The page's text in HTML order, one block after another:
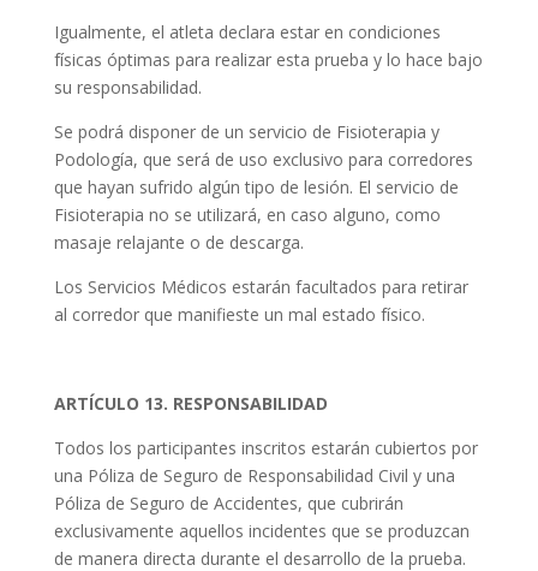
Igualmente, el atleta declara estar en condiciones
físicas óptimas para realizar esta prueba y lo hace bajo
su responsabilidad.
Se podrá disponer de un servicio de Fisioterapia y
Podología, que será de uso exclusivo para corredores
que hayan sufrido algún tipo de lesión. El servicio de
Fisioterapia no se utilizará, en caso alguno, como
masaje relajante o de descarga.
Los Servicios Médicos estarán facultados para retirar
al corredor que manifieste un mal estado físico.
ARTÍCULO 13. RESPONSABILIDAD
Todos los participantes inscritos estarán cubiertos por
una Póliza de Seguro de Responsabilidad Civil y una
Póliza de Seguro de Accidentes, que cubrirán
exclusivamente aquellos incidentes que se produzcan
de manera directa durante el desarrollo de la prueba.